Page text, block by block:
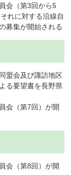
会（第3回から5
れに対する沿線自
募集が開始される
盟会及び諏訪地区
る要望書を長野県
会（第7回）が開
会（第8回）が開